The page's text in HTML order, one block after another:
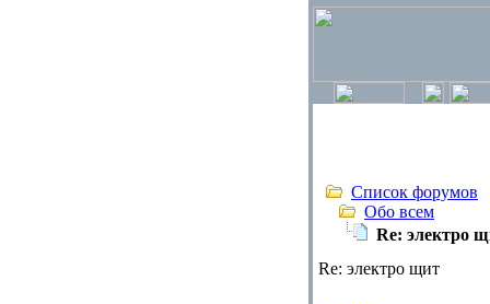
Список форумов
Обо всем
Re: электро
Re: электро щит